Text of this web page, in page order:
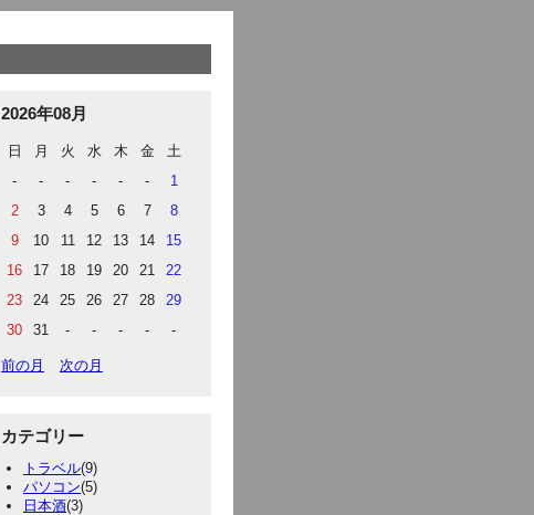
2026年08月
日 月 火 水 木 金
土
-
- - - - -
1
2
3 4 5 6 7
8
9
10 11 12 13 14
15
16
17 18 19 20 21
22
23
24 25 26 27 28
29
30
31 - - - - -
前の月 次の月
カテゴリー
トラベル(9)
パソコン(5)
日本酒(3)